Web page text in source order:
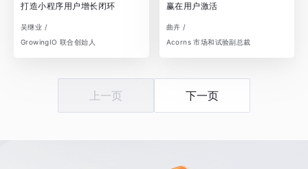
打造小程序用户增长闭环
吴继业 /
GrowingIO 联合创始人
赢在用户激活
曲卉 /
Acorns 市场和试验副总裁
上一页 下一页